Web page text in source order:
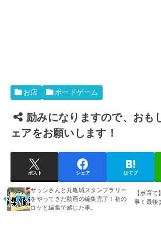
お店 ボードゲーム
励みになりますので、おも
ェアをお願いします！
ポスト シェア はてブ
サッシさんと丸亀城スタンプラリー
をやってきた動画の編集完了！初の
ロケと編集で感じた事。
【ボ育
事！最後